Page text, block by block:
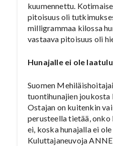
kuumennettu.
pitoisuus oli
milligrammaa kilossa
vastaava pitoisuus oli
Hunajalle ei ole
Suomen
tuontihunajien
Ostajan on kuitenkin
perusteella tietää, onko
ei, koska hunajalla ei
Kuluttajaneuvoja